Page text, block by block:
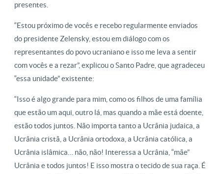
presentes.
“Estou próximo de vocês e recebo regularmente enviados
do presidente Zelensky, estou em diálogo com os
representantes do povo ucraniano e isso me leva a sentir
com vocês e a rezar”, explicou o Santo Padre, que agradeceu
“essa unidade” existente:
“Isso é algo grande para mim, como os filhos de uma família
que estão um aqui, outro lá, mas quando a mãe está doente,
estão todos juntos. Não importa tanto a Ucrânia judaica, a
Ucrânia cristã, a Ucrânia ortodoxa, a Ucrânia católica, a
Ucrânia islâmica… não, não! Interessa a Ucrânia, “mãe”
Ucrânia e todos juntos! E isso mostra o tecido de sua raça. É